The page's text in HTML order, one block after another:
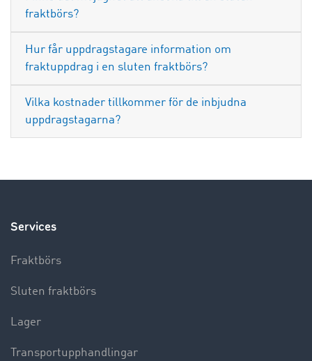
fraktbörs?
Hur får uppdragstagare information om
fraktuppdrag i en sluten fraktbörs?
Vilka kostnader tillkommer för de inbjudna
uppdragstagarna?
Services
Fraktbörs
Sluten fraktbörs
Lager
Transportupphandlingar